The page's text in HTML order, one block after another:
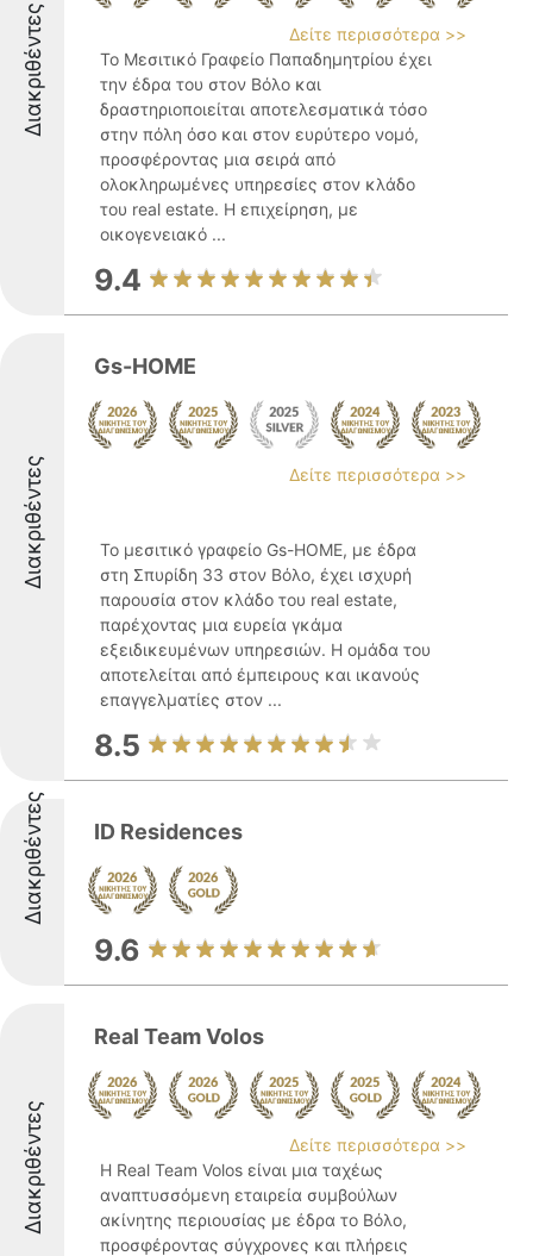
Διακριθέντες
Δείτε περισσότερα >>
Το Μεσιτικό Γραφείο Παπαδημητρίου έχει
την έδρα του στον Βόλο και
δραστηριοποιείται αποτελεσματικά τόσο
στην πόλη όσο και στον ευρύτερο νομό,
προσφέροντας μια σειρά από
ολοκληρωμένες υπηρεσίες στον κλάδο
του real estate. Η επιχείρηση, με
οικογενειακό ...
9.4
Διακριθέντες
Gs-HOME
Δείτε περισσότερα >>
Το μεσιτικό γραφείο Gs-HOME, με έδρα
στη Σπυρίδη 33 στον Βόλο, έχει ισχυρή
παρουσία στον κλάδο του real estate,
παρέχοντας μια ευρεία γκάμα
εξειδικευμένων υπηρεσιών. Η ομάδα του
αποτελείται από έμπειρους και ικανούς
επαγγελματίες στον ...
8.5
Διακριθέντες ID Residences
9.6
Διακριθέντες
Real Team Volos
Δείτε περισσότερα >>
Η Real Team Volos είναι μια ταχέως
αναπτυσσόμενη εταιρεία συμβούλων
ακίνητης περιουσίας με έδρα το Βόλο,
προσφέροντας σύγχρονες και πλήρεις